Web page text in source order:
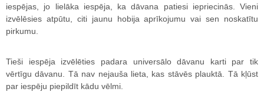
iespējas, jo lielāka iespēja, ka dāvana patiesi iepriecinās. Vieni
izvēlēsies atpūtu, citi jaunu hobija aprīkojumu vai sen noskatītu
pirkumu.
Tieši iespēja izvēlēties padara universālo dāvanu karti par tik
vērtīgu dāvanu. Tā nav nejauša lieta, kas stāvēs plauktā. Tā kļūst
par iespēju piepildīt kādu vēlmi.